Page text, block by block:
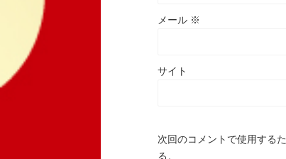
メール ※
サイト
次回のコメントで使用する
る。